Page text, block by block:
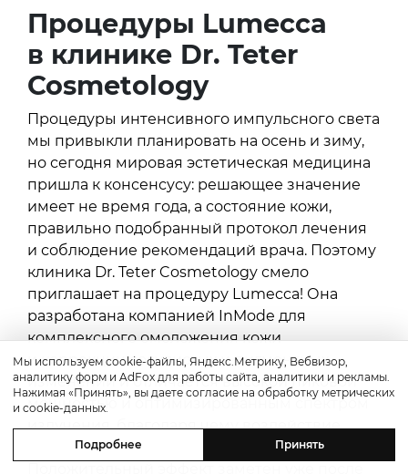
Процедуры Lumecca
в клинике Dr. Teter
Cosmetology
Процедуры интенсивного импульсного света
мы привыкли планировать на осень и зиму,
но сегодня мировая эстетическая медицина
пришла к консенсусу: решающее значение
имеет не время года, а состояние кожи,
правильно подобранный протокол лечения
и соблюдение рекомендаций врача. Поэтому
клиника Dr. Teter Cosmetology смело
приглашает на процедуру Lumecca! Она
разработана компанией InMode для
комплексного омоложения кожи
и коррекции сосудистых и пигментных
изменений и отличается высокой пиковой
мощностью и оптимизированным спектром
излучения, благодаря чему воздействие
становится более точным и эффективным.
Мы используем cookie-файлы, Яндекс.Метрику, Вебвизор,
аналитику форм и AdFox для работы сайта, аналитики и рекламы.
Нажимая «Принять», вы даете согласие на обработку метрических
и cookie-данных.
Подробнее Принять